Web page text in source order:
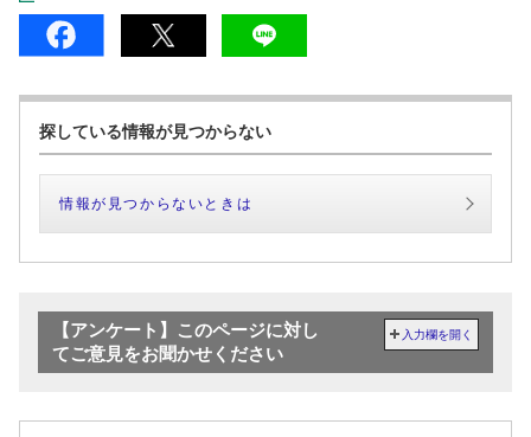
探している情報が見つからない
情報が見つからないときは
【アンケート】このページに対し
てご意見をお聞かせください
入力欄を開く